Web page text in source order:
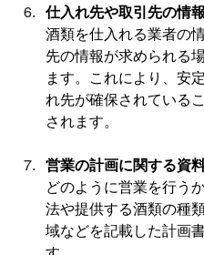
仕入れ先や取引先の情報
酒類を仕入れる業者の
先の情報が求められる
ます。これにより、安
れ先が確保されている
されます。
営業の計画に関する資
どのように営業を行う
法や提供する酒類の種
域などを記載した計画